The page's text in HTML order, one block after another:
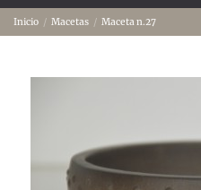
Inicio Macetas Maceta n.27